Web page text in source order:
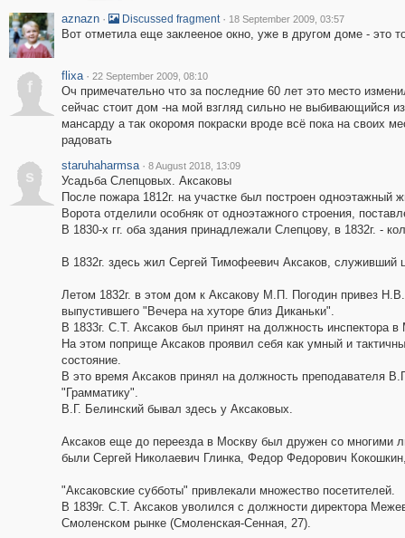
aznazn · Discussed fragment · 18 September 2009, 03:57
Вот отметила еще заклееное окно, уже в другом доме - это
f
flixa · 22 September 2009, 08:10
Оч примечательно что за последние 60 лет это место
сейчас стоит дом -на мой взгляд сильно не выбивающийся
мансарду а так окоромя покраски вроде всё пока на своих
радовать
s
staruhaharmsa · 8 August 2018, 13:09
Усадьба Слепцовых. Аксаковы
После пожара 1812г. на участке был построен одноэтажный
Ворота отделили особняк от одноэтажного строения,
В 1830-х гг. оба здания принадлежали Слепцову, в 1832г. -
В 1832г. здесь жил Сергей Тимофеевич Аксаков, служивший
Летом 1832г. в этом дом к Аксакову М.П. Погодин привез
выпустившего "Вечера на хуторе близ Диканьки".
В 1833г. С.Т. Аксаков был принят на должность инспектора
На этом поприще Аксаков проявил себя как умный и
состояние.
В это время Аксаков принял на должность преподавателя
"Грамматику".
В.Г. Белинский бывал здесь у Аксаковых.
Аксаков еще до переезда в Москву был дружен со многими
были Сергей Николаевич Глинка, Федор Федорович
"Аксаковские субботы" привлекали множество посетителей.
В 1839г. С.Т. Аксаков уволился с должности директора
Смоленском рынке (Смоленская-Сенная, 27).